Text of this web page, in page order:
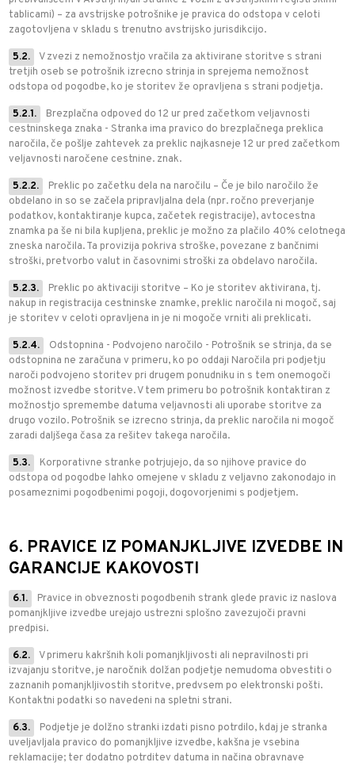
tablicami) – za avstrijske potrošnike je pravica do odstopa v celoti
zagotovljena v skladu s trenutno avstrijsko jurisdikcijo.
5.2.
V zvezi z nemožnostjo vračila za aktivirane storitve s strani
tretjih oseb se potrošnik izrecno strinja in sprejema nemožnost
odstopa od pogodbe, ko je storitev že opravljena s strani podjetja.
5.2.1.
Brezplačna odpoved do 12 ur pred začetkom veljavnosti
cestninskega znaka - Stranka ima pravico do brezplačnega preklica
naročila, če pošlje zahtevek za preklic najkasneje 12 ur pred začetkom
veljavnosti naročene cestnine. znak.
5.2.2.
Preklic po začetku dela na naročilu – Če je bilo naročilo že
obdelano in so se začela pripravljalna dela (npr. ročno preverjanje
podatkov, kontaktiranje kupca, začetek registracije), avtocestna
znamka pa še ni bila kupljena, preklic je možno za plačilo 40% celotnega
zneska naročila. Ta provizija pokriva stroške, povezane z bančnimi
stroški, pretvorbo valut in časovnimi stroški za obdelavo naročila.
5.2.3.
Preklic po aktivaciji storitve – Ko je storitev aktivirana, tj.
nakup in registracija cestninske znamke, preklic naročila ni mogoč, saj
je storitev v celoti opravljena in je ni mogoče vrniti ali preklicati.
5.2.4.
Odstopnina - Podvojeno naročilo - Potrošnik se strinja, da se
odstopnina ne zaračuna v primeru, ko po oddaji Naročila pri podjetju
naroči podvojeno storitev pri drugem ponudniku in s tem onemogoči
možnost izvedbe storitve. V tem primeru bo potrošnik kontaktiran z
možnostjo spremembe datuma veljavnosti ali uporabe storitve za
drugo vozilo. Potrošnik se izrecno strinja, da preklic naročila ni mogoč
zaradi daljšega časa za rešitev takega naročila.
5.3.
Korporativne stranke potrjujejo, da so njihove pravice do
odstopa od pogodbe lahko omejene v skladu z veljavno zakonodajo in
posameznimi pogodbenimi pogoji, dogovorjenimi s podjetjem.
6. PRAVICE IZ POMANJKLJIVE IZVEDBE IN
GARANCIJE KAKOVOSTI
6.1.
Pravice in obveznosti pogodbenih strank glede pravic iz naslova
pomanjkljive izvedbe urejajo ustrezni splošno zavezujoči pravni
predpisi.
6.2.
V primeru kakršnih koli pomanjkljivosti ali nepravilnosti pri
izvajanju storitve, je naročnik dolžan podjetje nemudoma obvestiti o
zaznanih pomanjkljivostih storitve, predvsem po elektronski pošti.
Kontaktni podatki so navedeni na spletni strani.
6.3.
Podjetje je dolžno stranki izdati pisno potrdilo, kdaj je stranka
uveljavljala pravico do pomanjkljive izvedbe, kakšna je vsebina
reklamacije; ter dodatno potrditev datuma in načina obravnave